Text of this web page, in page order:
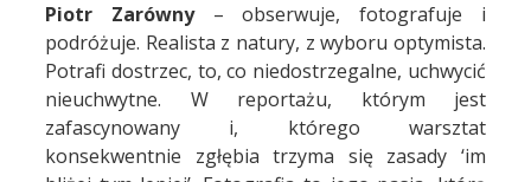
Piotr Zarówny– obserwuje, fotografuje i
podróżuje. Realista z natury, z wyboru optymista.
Potrafi dostrzec, to, co niedostrzegalne, uchwycić
nieuchwytne. W reportażu, którym jest
zafascynowany i, którego warsztat
konsekwentnie zgłębia trzyma się zasady ‘im